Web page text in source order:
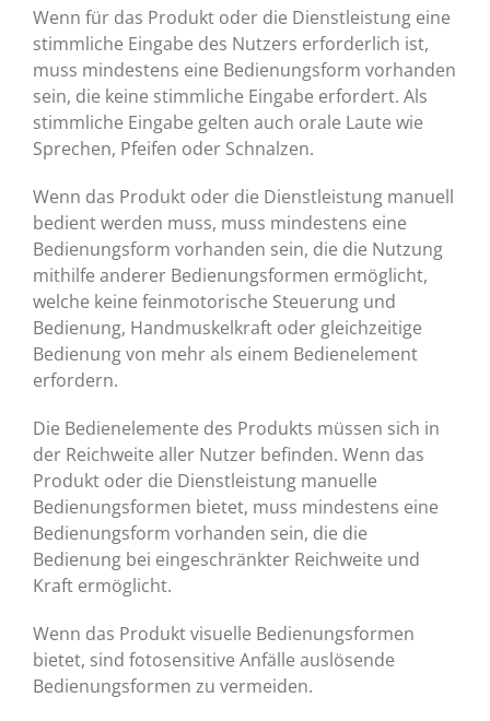
Wenn für das Produkt oder die Dienstleistung eine
stimmliche Eingabe des Nutzers erforderlich ist,
muss mindestens eine Bedienungsform vorhanden
sein, die keine stimmliche Eingabe erfordert. Als
stimmliche Eingabe gelten auch orale Laute wie
Sprechen, Pfeifen oder Schnalzen.
Wenn das Produkt oder die Dienstleistung manuell
bedient werden muss, muss mindestens eine
Bedienungsform vorhanden sein, die die Nutzung
mithilfe anderer Bedienungsformen ermöglicht,
welche keine feinmotorische Steuerung und
Bedienung, Handmuskelkraft oder gleichzeitige
Bedienung von mehr als einem Bedienelement
erfordern.
Die Bedienelemente des Produkts müssen sich in
der Reichweite aller Nutzer befinden. Wenn das
Produkt oder die Dienstleistung manuelle
Bedienungsformen bietet, muss mindestens eine
Bedienungsform vorhanden sein, die die
Bedienung bei eingeschränkter Reichweite und
Kraft ermöglicht.
Wenn das Produkt visuelle Bedienungsformen
bietet, sind fotosensitive Anfälle auslösende
Bedienungsformen zu vermeiden.